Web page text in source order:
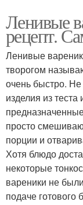
Ленивые
рецепт.
Ленивые
творогом
очень быстро.
изделия из
просто
порции и
Хотя блюдо
некоторые
вареники не
подаче готового